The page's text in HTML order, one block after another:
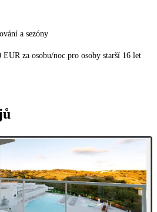
a sezóny
za osobu/noc pro osoby starší 16 let